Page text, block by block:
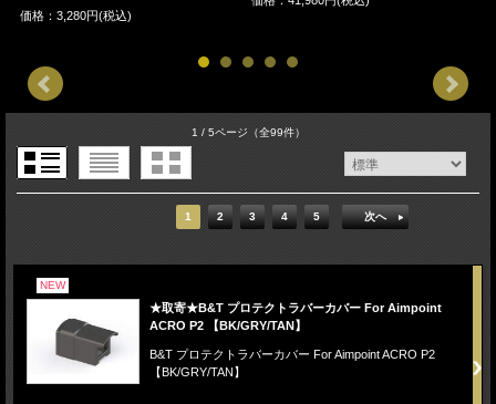
価格：3,280円(税込)
1 / 5ページ （全99件）
1 2 3 4 5 次へ
NEW
★取寄★B&T プロテクトラバーカバー For Aimpoint
ACRO P2 【BK/GRY/TAN】
B&T プロテクトラバーカバー For Aimpoint ACRO P2
【BK/GRY/TAN】